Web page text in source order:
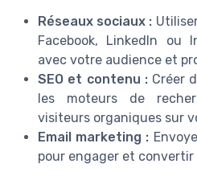
Réseaux sociaux :
Facebook, LinkedIn ou
avec votre audience et
SEO et contenu :Créer
les moteurs de
visiteurs organiques sur
Email marketing :
pour engager et convertir